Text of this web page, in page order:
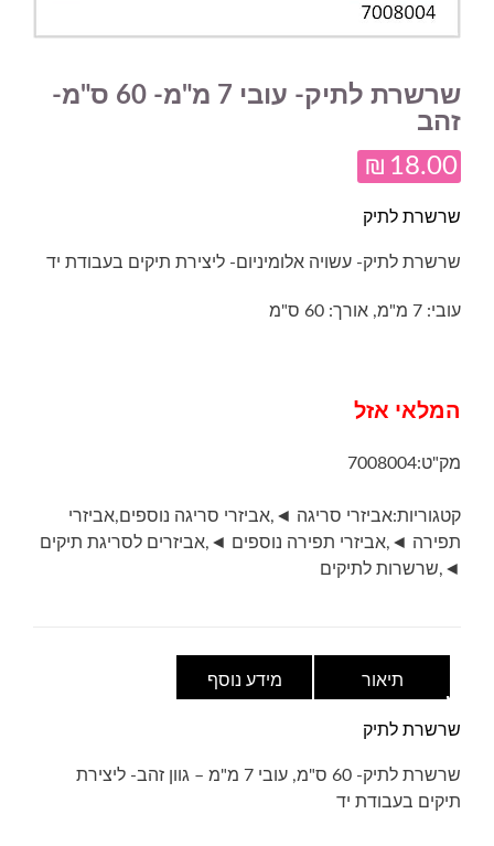
שרשרת לתיק- עובי 7 מ"מ- 60 ס"מ-
זהב
₪ 18.00
שרשרת לתיק
שרשרת לתיק- עשויה אלומיניום- ליצירת תיקים בעבודת יד
עובי: 7 מ"מ, אורך: 60 ס"מ
המלאי אזל
מק"ט:7008004
קטגוריות:אביזרי סריגה ◄ ,אביזרי סריגה נוספים,אביזרי
תפירה ◄ ,אביזרי תפירה נוספים ◄ ,אביזרים לסריגת תיקים
◄
,שרשרות לתיקים
תיאור מידע נוסף
שרשרת לתיק
שרשרת לתיק- 60 ס"מ, עובי 7 מ"מ – גוון זהב- ליצירת
תיקים בעבודת יד